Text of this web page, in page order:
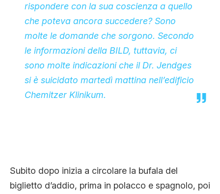
rispondere con la sua coscienza a quello
che poteva ancora succedere? Sono
molte le domande che sorgono. Secondo
le informazioni della BILD, tuttavia, ci
sono molte indicazioni che il Dr. Jendges
si è suicidato martedì mattina nell’edificio
Chemitzer Klinikum.
Subito dopo inizia a circolare la bufala del
biglietto d’addio, prima in polacco e spagnolo, poi